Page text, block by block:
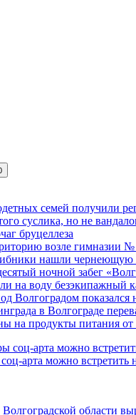
семей получили
суслика, но не
бруцеллеза
возле гимназии
нашли
ночной забег
на воду безэкипажный
Волгоградом
в Волгограде
на продукты питания от
арта можно встретить
области